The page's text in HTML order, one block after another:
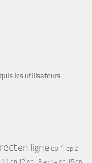
les utilisateurs
en ligne ep 1 ep 2
ep 12 ep 13 ep 14 ep 15 ep